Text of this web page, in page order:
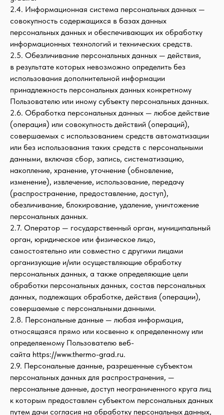
2.4. Информационная система персональных данных —
совокупность содержащихся в базах данных
персональных данных и обеспечивающих их обработку
информационных технологий и технических средств.
2.5. Обезличивание персональных данных — действия,
в результате которых невозможно определить без
использования дополнительной информации
принадлежность персональных данных конкретному
Пользователю или иному субъекту персональных данных.
2.6. Обработка персональных данных — любое действие
(операция) или совокупность действий (операций),
совершаемых с использованием средств автоматизации
или без использования таких средств с персональными
данными, включая сбор, запись, систематизацию,
накопление, хранение, уточнение (обновление,
изменение), извлечение, использование, передачу
(распространение, предоставление, доступ),
обезличивание, блокирование, удаление, уничтожение
персональных данных.
2.7. Оператор — государственный орган, муниципальный
орган, юридическое или физическое лицо,
самостоятельно или совместно с другими лицами
организующие и/или осуществляющие обработку
персональных данных, а также определяющие цели
обработки персональных данных, состав персональных
данных, подлежащих обработке, действия (операции),
совершаемые с персональными данными.
2.8. Персональные данные — любая информация,
относящаяся прямо или косвенно к определенному или
определяемому Пользователю веб-
сайта https://www.thermo-grad.ru.
2.9. Персональные данные, разрешенные субъектом
персональных данных для распространения, —
персональные данные, доступ неограниченного круга лиц
к которым предоставлен субъектом персональных данных
путем дачи согласия на обработку персональных данных,